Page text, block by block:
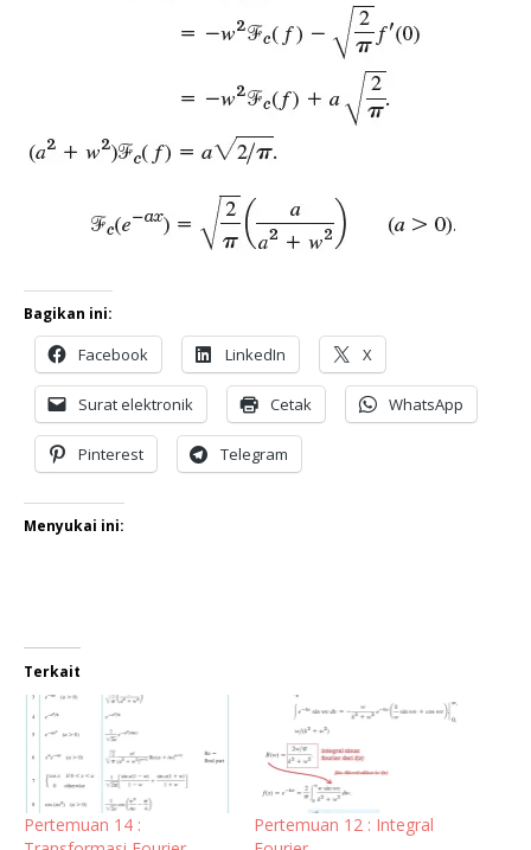
Bagikan ini:
Facebook LinkedIn X
Surat elektronik Cetak WhatsApp
Pinterest Telegram
Menyukai ini:
Terkait
Pertemuan 14 :
Pertemuan 12 : Integral